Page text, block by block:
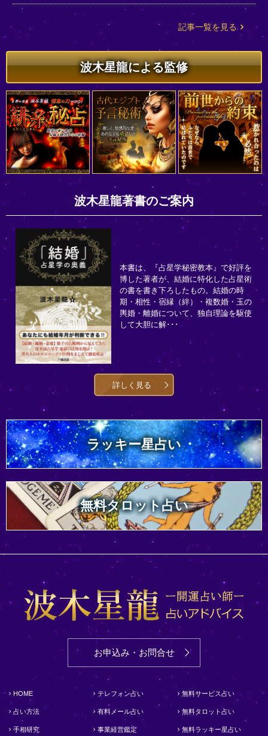
記事一覧を見る
波木星龍による監修
波木星龍著書のご案内
本書は、『占星学秘密教本』で好評を
博した著者が、結婚に特化した占星術
の書を書き下ろしたもの。結婚の時
期・相性・宿縁（絆）・複数婚・玉の
輿婚・離婚について、独自理論を駆使
して大胆に解･･･
詳しく見る
ラッキー星占い
無料タロット占い
お申込み・お問合せ
HOME
占い方法
手相研究
テレフォン占い
有料メール占い
事業経営鑑定
無料サービス占い
無料タロット占い
無料ラッキー星占い